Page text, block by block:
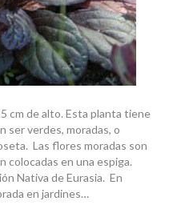
cm de alto. Esta planta tiene
ser verdes, moradas, o
Las flores moradas son
colocadas en una espiga.
Nativa de Eurasia. En
en jardines…